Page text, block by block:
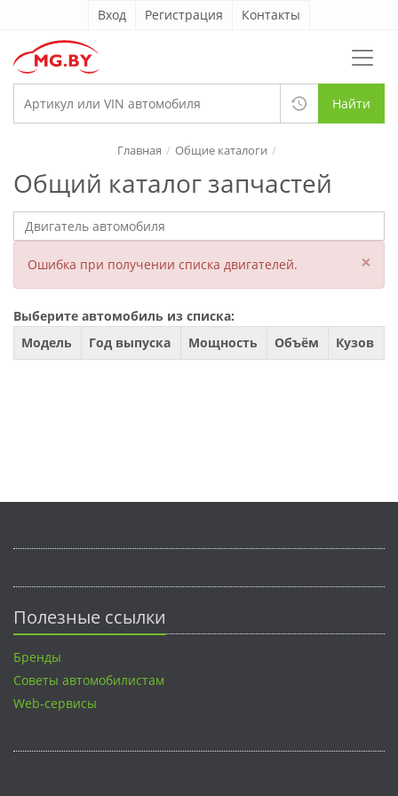
Вход Регистрация Контакты
Найти
Общий каталог запчастей
Главная Общие каталоги
Ошибка при получении списка двигателей. ×
Выберите автомобиль из списка:
Модель
Год выпуска Мощность Объём Кузов
Полезные ссылки
Бренды
Советы автомобилистам
Web-сервисы